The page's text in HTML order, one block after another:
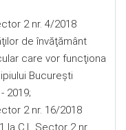
2 nr. 4/2018
de învăţământ
care vor funcţiona
Bucureşti
2019;
2 nr. 16/2018
la C.L Sector 2 nr.